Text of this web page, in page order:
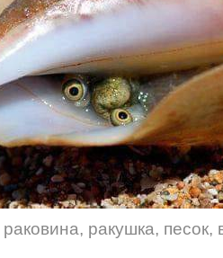
раковина, ракушка, песок,